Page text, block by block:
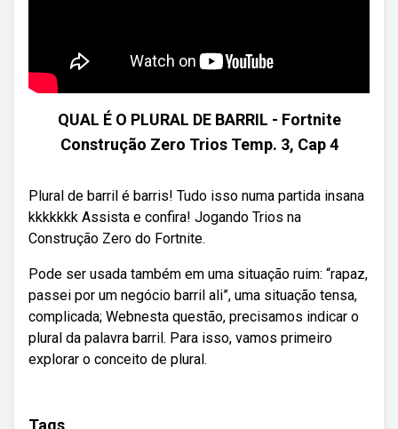
QUAL É O PLURAL DE BARRIL - Fortnite
Construção Zero Trios Temp. 3, Cap 4
Plural de barril é barris! Tudo isso numa partida insana
kkkkkkk Assista e confira! Jogando Trios na
Construção Zero do Fortnite.
Pode ser usada também em uma situação ruim: “rapaz,
passei por um negócio barril ali”, uma situação tensa,
complicada; Webnesta questão, precisamos indicar o
plural da palavra barril. Para isso, vamos primeiro
explorar o conceito de plural.
Tags